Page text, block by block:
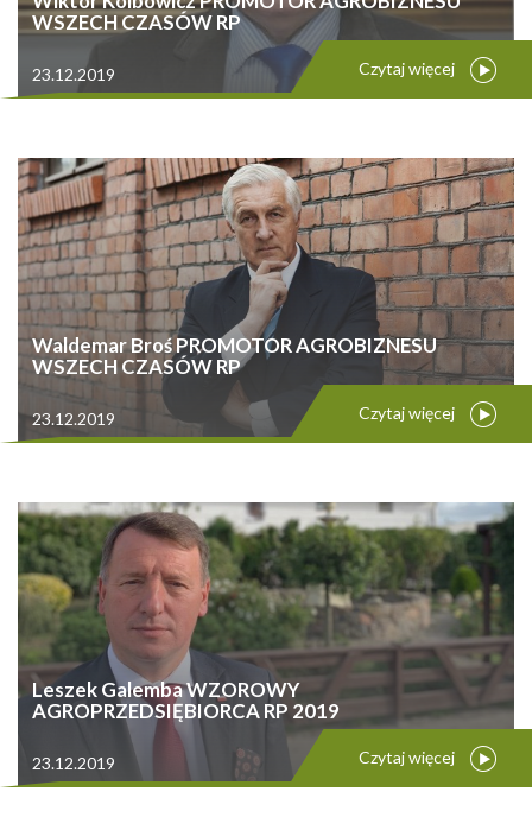
WSZECH CZASÓW RP
23.12.2019 Czytaj więcej
Waldemar Broś PROMOTOR AGROBIZNESU
WSZECH CZASÓW RP
23.12.2019 Czytaj więcej
Leszek Galemba WZOROWY
AGROPRZEDSIĘBIORCA RP 2019
23.12.2019 Czytaj więcej